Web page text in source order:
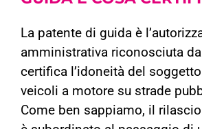
La patente di guida è
amministrativa riconosciuta
certifica l’idoneità del
veicoli a motore su strade
Come ben sappiamo, il